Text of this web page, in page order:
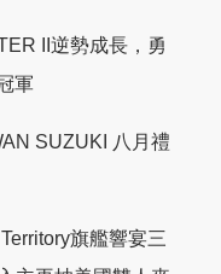
II逆勢成長，勇
軍
SUZUKI 八月禮
旗艦響宴三